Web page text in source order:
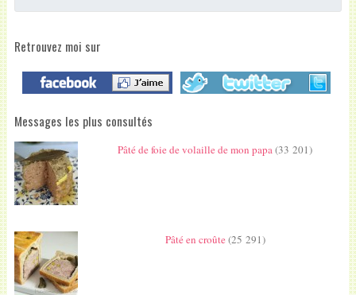
Retrouvez moi sur
Messages les plus consultés
Pâté de foie de volaille de mon papa(33 201)
Pâté en croûte(25 291)